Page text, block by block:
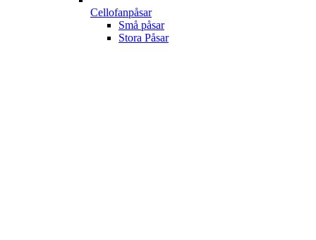
Cellofanpåsar
Små påsar
Stora Påsar